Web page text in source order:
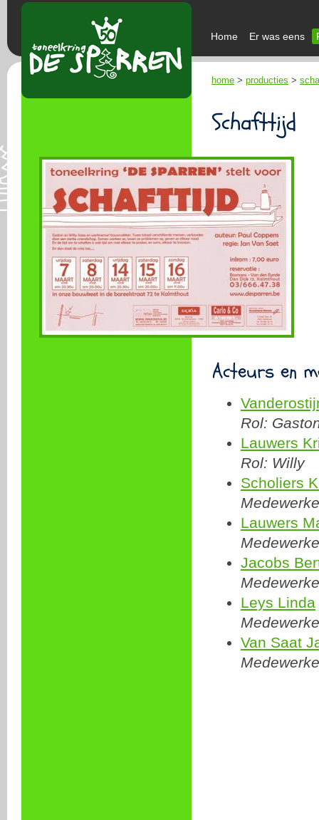
Home Er was eens
home > producties >
Schafttijd
Acteurs en
Rol:
Lauwers
Rol: Willy
Scholiers
Lauwers
Jacobs
Leys Linda
Van Saat